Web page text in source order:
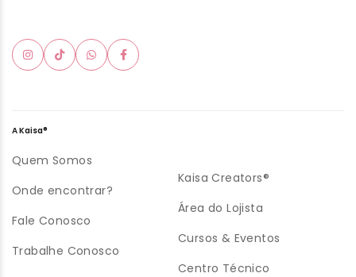
A Kaisa®
Quem Somos
Onde encontrar?
Fale Conosco
Trabalhe Conosco
Kaisa Creators®
Área do Lojista
Cursos & Eventos
Centro Técnico